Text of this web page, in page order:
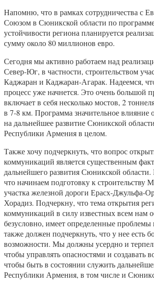
Напомню, что в рамках сотрудничества с
Союзом в Сюникской области по
устойчивости региона планируется
сумму около 80 миллионов евро.
Сегодня мы активно работаем над
Север-Юг, в частности, строительством
Каджаран и Каджаран-Агарак. Надеемся,
процесс уже начнется. Это очень большой
включает в себя несколько мостов, 2
в 7-8 км. Программа значительное влияние
на дальнейшее развитие Сюникской
Республики Армения в целом.
Также хочу подчеркнуть, что вопрос
коммуникаций является существенным
дальнейшего развития Сюникской
что начинаем подготовку к строительству
участка железной дороги Ерасх-Джульфа-
Хорадиз. Подчеркну, что тема открытия
коммуникаций в силу известных всем нам
безусловно, имеет определенные проблемы
также должен подчеркнуть, что у нее есть
возможности. Мы должны усердно и
чтобы управлять опасностями и создавать
чтобы быть в состоянии служить
Республики Армения, в том числе и